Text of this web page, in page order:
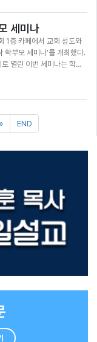
드릴 예정이다.
한마음으로 봉사했다. 여의
회를 돕는 봉사자들이 힘
있도록 이들을 격려했다. 성
바자회에 기쁘게 동참했다.
후원에 사용될 예정이다.
세미나
1층 카페에서 교회 성도와
학부모 세미나’를 개최했다.
열린 이번 세미나는 학부
육에 유익하게 접목할 수
교육 겸임교수인 김선희 교
용 사례까지 폭넓은 내용
구로교회의 진행도우미들
용 역량을 갖출 수 있도록
도 지역사회와 성도들의 필
을 꾸준히 이어나갈 계
» END